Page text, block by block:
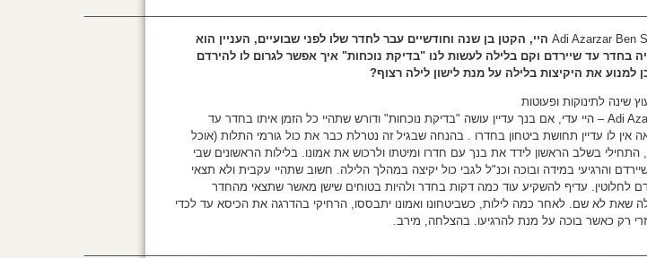
היי, הקטן בן שנה וחודשיים עבר לחדר שלו לפני שבועיים, העניין הוא
בחדר עד שיירדם וקם בלילה לעשות לנו "בדיקת נוכחות" איך אפשר לגרום לו להירדם
למנוע את היקיצות בלילה על מנת לישון לילה רצוף?
שינה לתינוקות ופעוטות
Adi Azarzar Ben Shimol – היי עדי, אם בנך עדיין עושה "בדיקת נוכחות" ודורש שתהיי כל הזמן איתו בחדר עד
אין לו עדיין תחושת ביטחון בחדרו . בהנחה שבגיל זה נטרלת כבר את כול גורמי התלות (אוכל
התחילי בשלב הראשון לידד את בנך עם חדרו ומיטתו ולרכוש את אמונו. בלילות הראשונים שבי
והרגיעי במידה ובוכה וכנ"ל לגבי כול יקיצה במהלך הלילה. חשוב שתהיי עקבית ולא תצאי
לחלוטין. עדיף להשקיע עוד כמה דקות בחדר ולהיות בטוחים שישן מאשר שתצאי מהחדר
שאת לא שם. לאחר כמה לילות, כשביטחונו ואמונו יתבססו, הרחיקי בהדרגה את הכיסא עד לכדי
רק כאשר בוכה על מנת להרגיעו. בהצלחה, מירב.